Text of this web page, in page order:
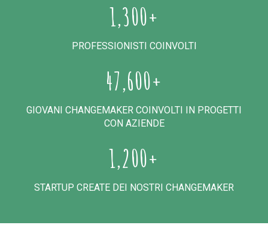
1,300+
PROFESSIONISTI COINVOLTI
47,600+
GIOVANI CHANGEMAKER COINVOLTI IN PROGETTI
CON AZIENDE
1,200+
STARTUP CREATE DEI NOSTRI CHANGEMAKER